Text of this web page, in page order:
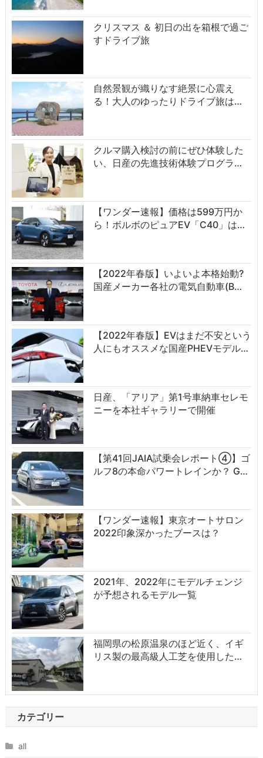
クリスマス ＆ 初日の出を箱根で過ご
すドライブ旅
自然景観が織りなす絶景に心震え
る！大人のゆったりドライブ旅は…
クルマ購入検討の前にぜひ体験した
い、日産の先進技術体験プログラ…
【ワンダー速報】価格は599万円か
ら！ボルボのピュアEV「C40」は…
【2022年春版】いよいよ本格始動?
国産メーカー各社の電気自動車(B…
【2022年春版】EVはまだ不安という
人にもオススメな国産PHEVモデル…
日産、「アリア」第1号車納車セレモ
ニーを本社ギャラリーで開催
【第41回JAIA試乗会レポート④】ゴ
ルフ8の本命パワートレインか？ G…
【ワンダー速報】東京オートサロン
2022印象深かったブースは？
2021年、2022年にモデルチェンジ
が予想されるモデル一覧
福岡県の松原温泉のほど近く、イギ
リス製の最高級人工芝を使用した…
カテゴリー
all